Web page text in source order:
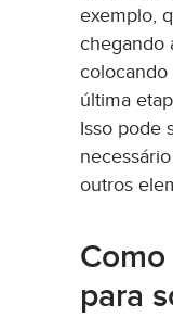
exemplo,
chegando
colocando
última
Isso pode
outros
para